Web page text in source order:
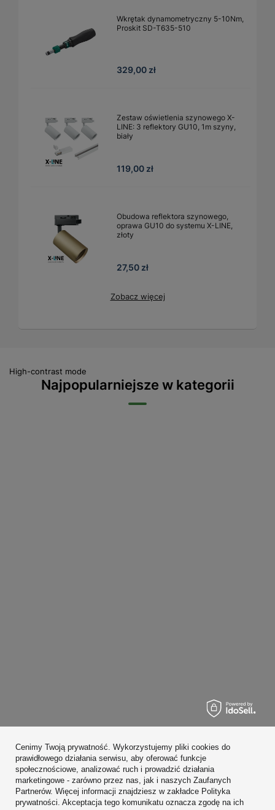
Wkrętak dynamometryczny 5-10Nm,
Proskit SD-T635-510
329,00 zł
Zestaw oświetlenia szynowego X-
LINE: 3 reflektory GU10, 1m szyny,
biały
119,00 zł
Obudowa reflektora szynowego,
oprawa GU10 do systemu X-LINE,
złoty
27,50 zł
Zobacz więcej
High-contrast mode
Najpopularniejsze w kategorii
Konto
Regulaminy
Zobacz również
Cenimy Twoją prywatność. Wykorzystujemy pliki cookies do
prawidłowego działania serwisu, aby oferować funkcje
społecznościowe, analizować ruch i prowadzić działania
marketingowe - zarówno przez nas, jak i naszych Zaufanych
Partnerów. Więcej informacji znajdziesz w zakładce Polityka
prywatności. Akceptacja tego komunikatu oznacza zgodę na ich